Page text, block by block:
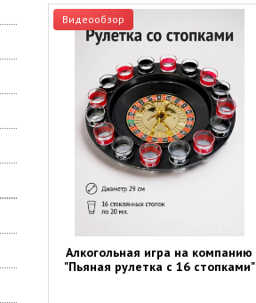
Видеообзор
Алкогольная игра на компанию
"Пьяная рулетка с 16 стопками"